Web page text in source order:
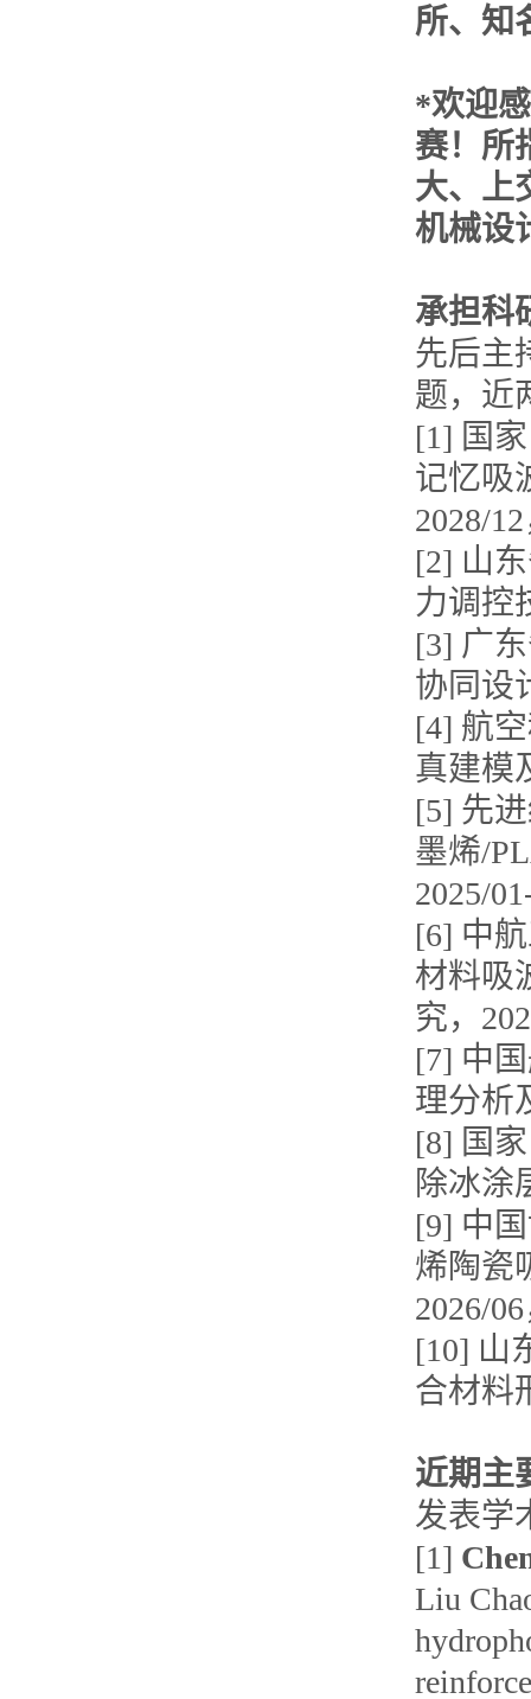
所、知
*欢迎
赛！所
大、上
机械设
承担科
先后主
题，近
[1] 国
记忆吸
2028/
[2] 山
力调控
[3] 广
协同设
[4] 航
真建模
[5] 先
墨烯/
2025/
[6] 中
材料吸
究，
[7] 中
理分析
[8] 国
除冰涂
[9] 中
烯陶瓷
2026/
[10] 山
合材料
近期主
发表学
[1]
Liu